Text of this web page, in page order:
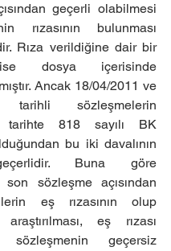
geçerli olabilmesi
rızasının bulunması
Rıza verildiğine dair bir
dosya içerisinde
Ancak 18/04/2011 ve
tarihli sözleşmelerin
tarihte 818 sayılı BK
bu iki davalının
Buna göre
son sözleşme açısından
eş rızasının olup
araştırılması, eş rızası
geçersiz